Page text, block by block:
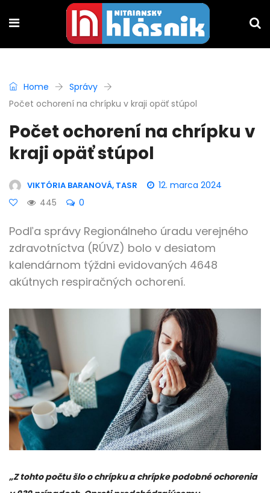
Home
Správy
Počet ochorení na chrípku v kraji opäť stúpol
Počet ochorení na chrípku v
kraji opäť stúpol
VIKTÓRIA BARANOVÁ, TASR
12. marca 2024
445
0
Podľa správy Regionálneho úradu verejného
zdravotníctva (RÚVZ) bolo v desiatom
kalendárnom týždni evidovaných 4648
akútnych respiračných ochorení.
„Z tohto počtu šlo o chrípku a chrípke podobné ochorenia